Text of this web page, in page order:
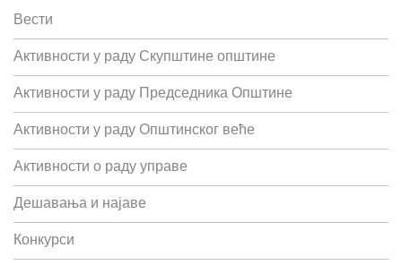
Вести
Активности у раду Скупштине општине
Активности у раду Председника Општине
Активности у раду Општинског веће
Активности о раду управе
Дешавања и најаве
Конкурси